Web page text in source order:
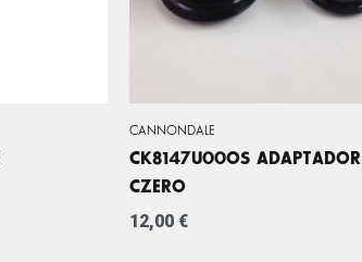
CANNONDALE
CK8147U00OS ADAPTADOR
CZERO
12,00 €